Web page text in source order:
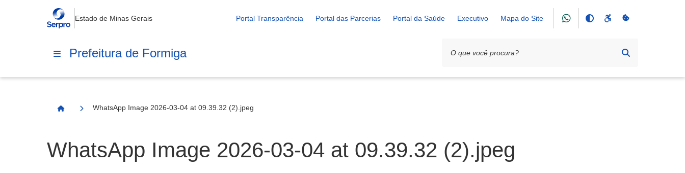
Estado de Minas Gerais Portal Transparência Portal das Parcerias Portal da Saúde Executivo Mapa do Site
Prefeitura de Formiga
Página Inicial
WhatsApp Image 2026-03-04 at 09.39.32 (2).jpeg
WhatsApp Image 2026-03-04 at 09.39.32 (2).jpeg